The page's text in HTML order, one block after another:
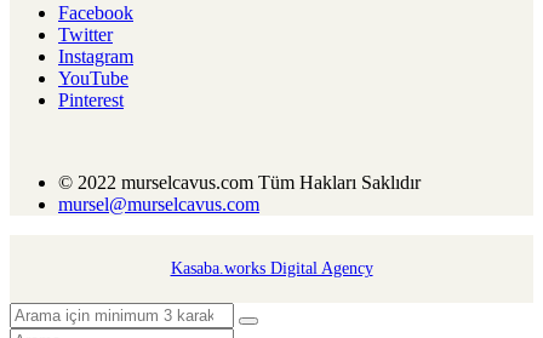
Facebook
Twitter
Instagram
YouTube
Pinterest
© 2022 murselcavus.com Tüm Hakları Saklıdır
mursel@murselcavus.com
Kasaba.works Digital Agency